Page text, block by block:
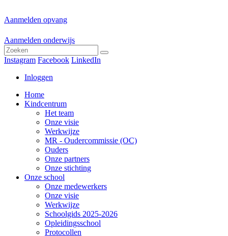
Aanmelden opvang
Aanmelden onderwijs
Instagram Facebook LinkedIn
Inloggen
Home
Kindcentrum
Het team
Onze visie
Werkwijze
MR - Oudercommissie (OC)
Ouders
Onze partners
Onze stichting
Onze school
Onze medewerkers
Onze visie
Werkwijze
Schoolgids 2025-2026
Opleidingsschool
Protocollen